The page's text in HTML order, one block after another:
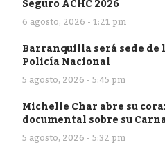
Seguro ACHC 2026
6 agosto, 2026 - 1:21 pm
Barranquilla será sede de
Policía Nacional
5 agosto, 2026 - 5:45 pm
Michelle Char abre su
documental sobre su
5 agosto, 2026 - 5:32 pm